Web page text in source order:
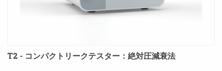
T2 - コンパクトリークテスター：絶対圧減衰法